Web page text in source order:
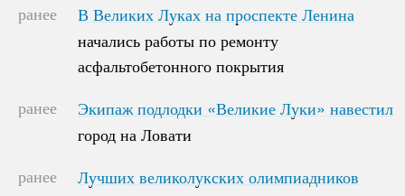
ранее
В Великих Луках на проспекте Ленина
начались работы по ремонту
асфальтобетонного покрытия
В Великих Луках на проспекте Ленина
начались работы по ремонту
асфальтобетонного покрытия
ранее
Экипаж подлодки «Великие Луки» навестил
город на Ловати
Экипаж подлодки «Великие Луки» навестил
город на Ловати
ранее
Лучших великолукских олимпиадников
Лучших великолукских олимпиадников